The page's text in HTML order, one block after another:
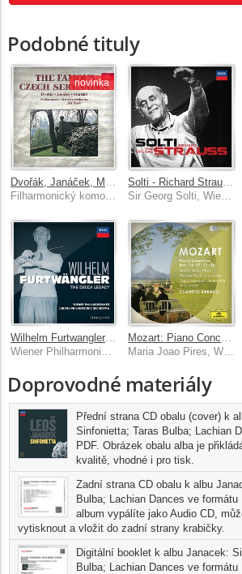
Podobné tituly
novinka
Wilhelm Furtwangler - The Decca Legacy
Wiener Philharmoniker, London Philharmonic Orchestra, Wilhelm Furtwangler
Mozart: Piano Concertos Nos.14, 17, 21 & 26
Maria Joao Pires, Wiener Philharmoniker, Chamber Orchestra of Europe
Doprovodné materiály
Přední strana CD obalu (cover) k
Sinfonietta; Taras Bulba; Lachian
PDF. Obrázek obalu alba je
kvalitě, vhodné i pro tisk.
Zadní strana CD obalu k albu
Bulba; Lachian Dances ve
album vypálíte jako Audio CD,
vytisknout a vložit do zadní strany krabičky.
Digitální booklet k albu Janacek:
Bulba; Lachian Dances ve